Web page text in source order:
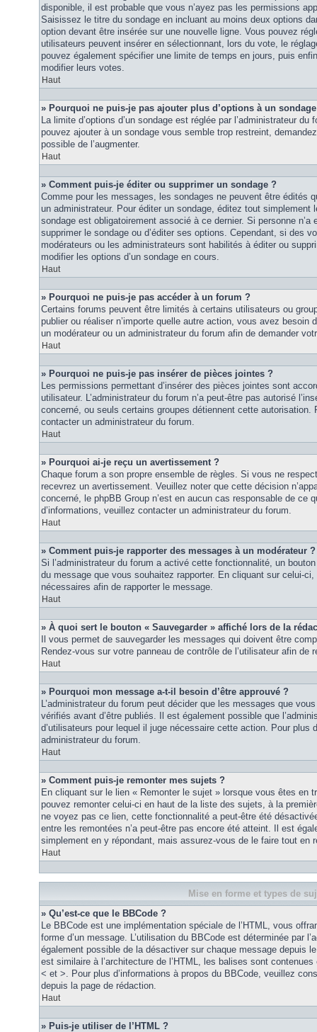
disponible, il est probable que vous n’ayez pas les permissions
Saisissez le titre du sondage en incluant au moins deux options
option devant être insérée sur une nouvelle ligne. Vous pouvez
utilisateurs peuvent insérer en sélectionnant, lors du vote, le
pouvez également spécifier une limite de temps en jours, puis
modifier leurs votes.
Haut
» Pourquoi ne puis-je pas ajouter plus d’options à un
La limite d’options d’un sondage est réglée par l’administrateur
pouvez ajouter à un sondage vous semble trop restreint,
possible de l’augmenter.
Haut
» Comment puis-je éditer ou supprimer un sondage ?
Comme pour les messages, les sondages ne peuvent être édités
un administrateur. Pour éditer un sondage, éditez tout simplement
sondage est obligatoirement associé à ce dernier. Si personne
supprimer le sondage ou d’éditer ses options. Cependant, si des
modérateurs ou les administrateurs sont habilités à éditer ou
modifier les options d’un sondage en cours.
Haut
» Pourquoi ne puis-je pas accéder à un forum ?
Certains forums peuvent être limités à certains utilisateurs ou
publier ou réaliser n’importe quelle autre action, vous avez besoin
un modérateur ou un administrateur du forum afin de demander
Haut
» Pourquoi ne puis-je pas insérer de pièces jointes ?
Les permissions permettant d’insérer des pièces jointes sont
utilisateur. L’administrateur du forum n’a peut-être pas autorisé
concerné, ou seuls certains groupes détiennent cette autorisation.
contacter un administrateur du forum.
Haut
» Pourquoi ai-je reçu un avertissement ?
Chaque forum a son propre ensemble de règles. Si vous ne
recevrez un avertissement. Veuillez noter que cette décision
concerné, le phpBB Group n’est en aucun cas responsable de ce
d’informations, veuillez contacter un administrateur du forum.
Haut
» Comment puis-je rapporter des messages à un modérateur ?
Si l’administrateur du forum a activé cette fonctionnalité, un
du message que vous souhaitez rapporter. En cliquant sur celui-
nécessaires afin de rapporter le message.
Haut
» À quoi sert le bouton « Sauvegarder » affiché lors de la
Il vous permet de sauvegarder les messages qui doivent être
Rendez-vous sur votre panneau de contrôle de l’utilisateur afin de
Haut
» Pourquoi mon message a-t-il besoin d’être approuvé ?
L’administrateur du forum peut décider que les messages que
vérifiés avant d’être publiés. Il est également possible que
d’utilisateurs pour lequel il juge nécessaire cette action. Pour plus
administrateur du forum.
Haut
» Comment puis-je remonter mes sujets ?
En cliquant sur le lien « Remonter le sujet » lorsque vous êtes en
pouvez remonter celui-ci en haut de la liste des sujets, à la
ne voyez pas ce lien, cette fonctionnalité a peut-être été
entre les remontées n’a peut-être pas encore été atteint. Il est
simplement en y répondant, mais assurez-vous de le faire tout en
Haut
Mise en forme et types de
» Qu’est-ce que le BBCode ?
Le BBCode est une implémentation spéciale de l’HTML, vous
forme d’un message. L’utilisation du BBCode est déterminée par
également possible de la désactiver sur chaque message depuis
est similaire à l’architecture de l’HTML, les balises sont
< et >. Pour plus d’informations à propos du BBCode, veuillez
depuis la page de rédaction.
Haut
» Puis-je utiliser de l’HTML ?